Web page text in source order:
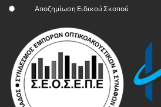
Αποζημίωση Ειδικού Σκοπού